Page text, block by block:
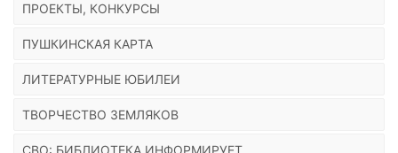
ПРОЕКТЫ, КОНКУРСЫ
ПУШКИНСКАЯ КАРТА
ЛИТЕРАТУРНЫЕ ЮБИЛЕИ
ТВОРЧЕСТВО ЗЕМЛЯКОВ
СВО: БИБЛИОТЕКА ИНФОРМИРУЕТ